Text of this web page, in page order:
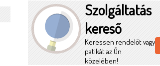
Szolgáltatás
kereső
Keressen rendelőt vagy
patikát az Ön
közelében!